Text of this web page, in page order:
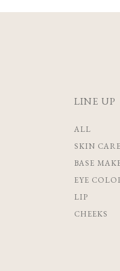
LINE UP
ALL
SKIN CARE
BASE
EYE
LIP
CHEEKS